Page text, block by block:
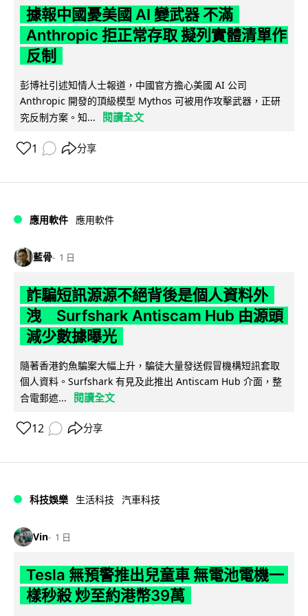
據報中國憂美國 AI 變武器 不滿
Anthropic 拒正常存取 擬列實體清單作
反制
彭博社引述知情人士報道，中國官方擔心美國 AI 公司
Anthropic 開發的頂級模型 Mythos 可被用作攻擊武器，正研
究反制方案。知...
閱讀全文
1 分享
應用軟件 應用軟件
藍骨 1 日
詐騙短訊源源不絕背後是個人資料外
洩 Surfshark Antiscam Hub 由源頭
減少數據曝光
隨著香港釣魚騙案大幅上升，騙徒大量發送假冒機構短訊套取
個人資料。Surfshark 有見及此推出 Antiscam Hub 介面，整
合電郵遮...
閱讀全文
12 分享
科技娛樂 生活科技 汽車科技
Vin 1 日
Tesla 無預警推出兒童車 無電池電機一
樣秒殺 炒至約港幣39萬